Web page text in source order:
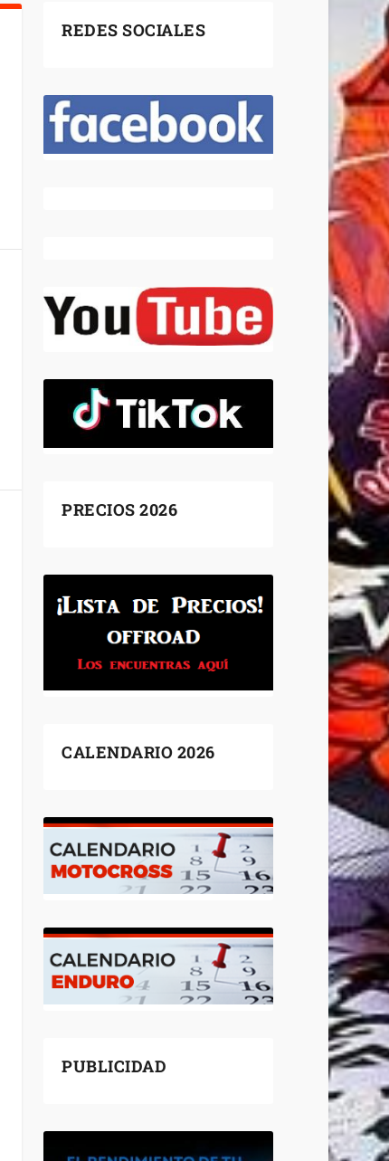
REDES SOCIALES
PRECIOS 2026
CALENDARIO 2026
PUBLICIDAD